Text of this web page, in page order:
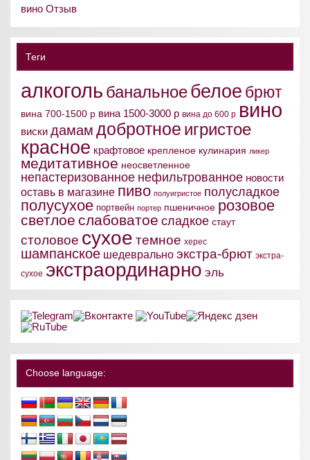
вино Отзыв
Теги
алкоголь банальноебелое брют
вина 700-1500 р вина 1500-3000 р вина до 600 р вино
виски дамам добротное игристое
красное крафтовое крепленое кулинария ликер
медитативное неосветленное
непастеризованное нефильтрованное новости
оставь в магазине пиво полуигристое полусладкое
полусухое портвейн портер пшеничное розовое
светлое слабоватое сладкое стаут
столовое сухое темное херес
шампанское шедеврально экстра-брют экстра-
сухое экстраординарно эль
Choose language: